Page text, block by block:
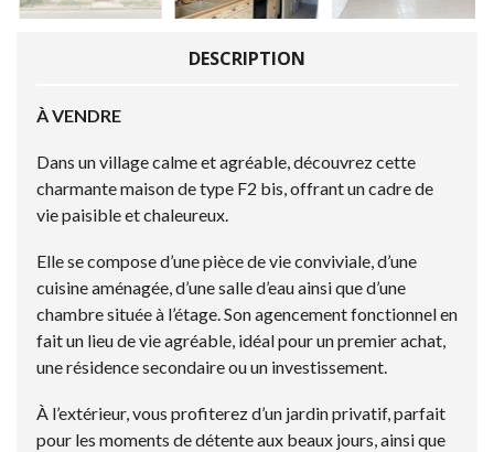
DESCRIPTION
À VENDRE
Dans un village calme et agréable, découvrez cette
charmante maison de type F2 bis, offrant un cadre de
vie paisible et chaleureux.
Elle se compose d’une pièce de vie conviviale, d’une
cuisine aménagée, d’une salle d’eau ainsi que d’une
chambre située à l’étage. Son agencement fonctionnel en
fait un lieu de vie agréable, idéal pour un premier achat,
une résidence secondaire ou un investissement.
À l’extérieur, vous profiterez d’un jardin privatif, parfait
pour les moments de détente aux beaux jours, ainsi que